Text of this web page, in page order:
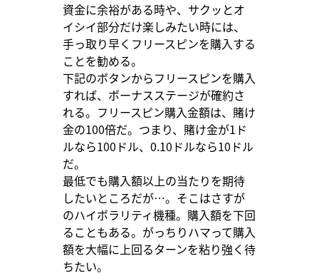
資金に余裕がある時や、サクッとオ
イシイ部分だけ楽しみたい時には、
手っ取り早くフリースピンを購入する
ことを勧める。
下記のボタンからフリースピンを購入
すれば、ボーナスステージが確約さ
れる。フリースピン購入金額は、賭け
金の100倍だ。つまり、賭け金が1ド
ルなら100ドル、0.10ドルなら10ドル
だ。
最低でも購入額以上の当たりを期待
したいところだが…。そこはさすが
のハイボラリティ機種。購入額を下回
ることもある。がっちりハマって購入
額を大幅に上回るターンを粘り強く待
ちたい。